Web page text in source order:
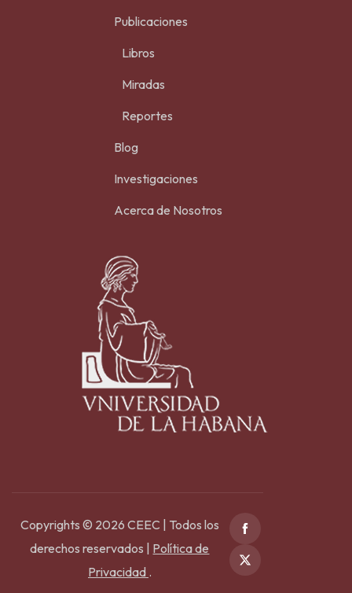
Publicaciones
Libros
Miradas
Reportes
Blog
Investigaciones
Acerca de Nosotros
Copyrights © 2026 CEEC | Todos los
derechos reservados | Política de
Privacidad .